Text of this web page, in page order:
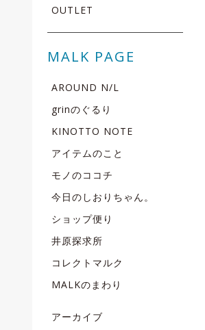
OUTLET
MALK PAGE
AROUND N/L
grinのぐるり
KINOTTO NOTE
アイテムのこと
モノのココチ
今日のしおりちゃん。
ショップ便り
井原探求所
コレクトマルク
MALKのまわり
アーカイブ